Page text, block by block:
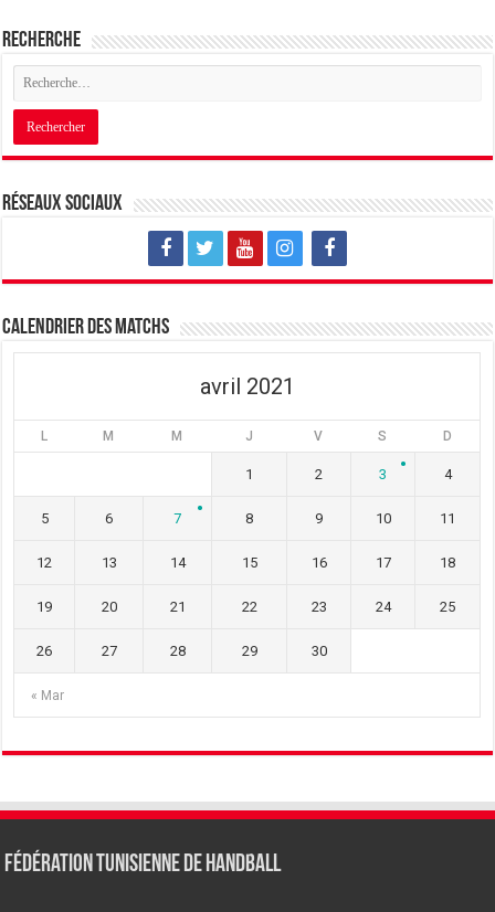
Recherche
Réseaux sociaux
Calendrier des matchs
avril 2021
L M M J V S D
« Mar
1 2 3 4
5 6 7 8 9 10 11
12 13 14 15 16 17 18
19 20 21 22 23 24 25
26 27 28 29 30
Fédération tunisienne de Handball